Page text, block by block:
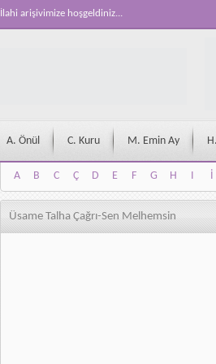
İlahi arişivimize hoşgeldiniz...
A. Önül C. Kuru M. Emin Ay
A B C Ç D E F G H I İ
A
B C Ç D E F G H I İ
Üsame Talha Çağrı-Sen Melhemsin